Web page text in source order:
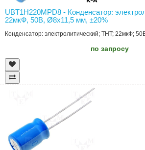
UBT1H220MPD8 - Конденсатор:
22мкФ, 50В, Ø8x11,5 мм, ±20%
Конденсатор: электролитический; THT; 22мкФ;
по запросу